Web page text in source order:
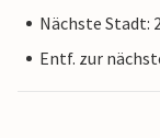
Nächste Stadt:
Entf. zur